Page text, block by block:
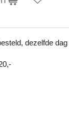
dezelfde